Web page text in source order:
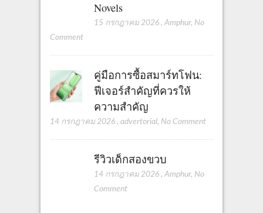
Novels
15 กรกฎาคม 2026 , Amphur, No
Comment
คู่มือการซื้อสมาร์ทโฟน:
ฟีเจอร์สำคัญที่ควรให้
ความสำคัญ
14 กรกฎาคม 2026 , advertorial, No Comment
รีวิวเด็กสองขวบ
14 กรกฎาคม 2026 , Amphur, No
Comment